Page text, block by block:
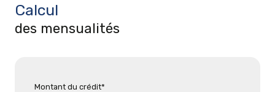
Calcul
des mensualités
Montant du crédit*